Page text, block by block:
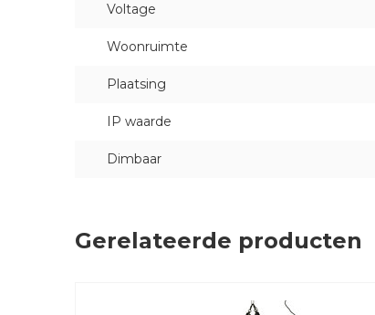
Voltage
Woonruimte
Plaatsing
IP waarde
Dimbaar
Gerelateerde producten